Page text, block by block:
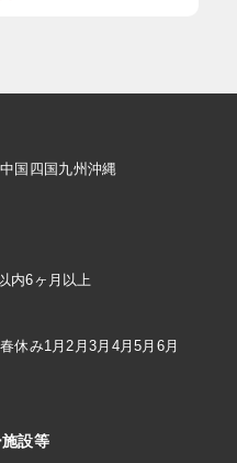
中国 四国 九州 沖縄
内6ヶ月以上
春休み1月2月3月 4月5月 6月
設等